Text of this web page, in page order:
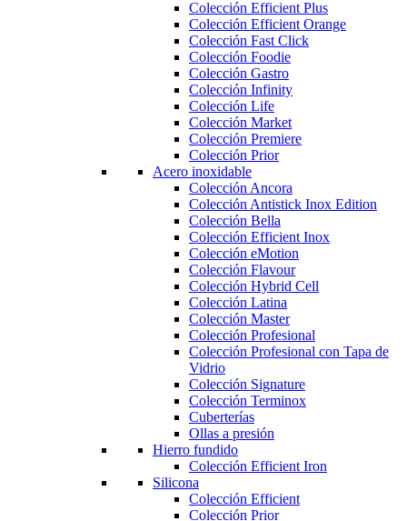
Colección Efficient Plus
Colección Efficient Orange
Colección Fast Click
Colección Foodie
Colección Gastro
Colección Infinity
Colección Life
Colección Market
Colección Premiere
Colección Prior
Acero inoxidable
Colección Ancora
Colección Antistick Inox Edition
Colección Bella
Colección Efficient Inox
Colección eMotion
Colección Flavour
Colección Hybrid Cell
Colección Latina
Colección Master
Colección Profesional
Colección Profesional con Tapa de
Vidrio
Colección Signature
Colección Terminox
Cuberterías
Ollas a presión
Hierro fundido
Colección Efficient Iron
Silicona
Colección Efficient
Colección Prior